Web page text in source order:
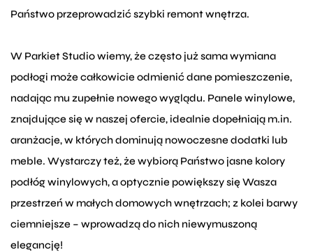
Państwo przeprowadzić szybki remont wnętrza.
W Parkiet Studio wiemy, że często już sama wymiana
podłogi może całkowicie odmienić dane pomieszczenie,
nadając mu zupełnie nowego wyglądu. Panele winylowe,
znajdujące się w naszej ofercie, idealnie dopełniają m.in.
aranżacje, w których dominują nowoczesne dodatki lub
meble. Wystarczy też, że wybiorą Państwo jasne kolory
podłóg winylowych, a optycznie powiększy się Wasza
przestrzeń w małych domowych wnętrzach; z kolei barwy
ciemniejsze – wprowadzą do nich niewymuszoną
elegancję!